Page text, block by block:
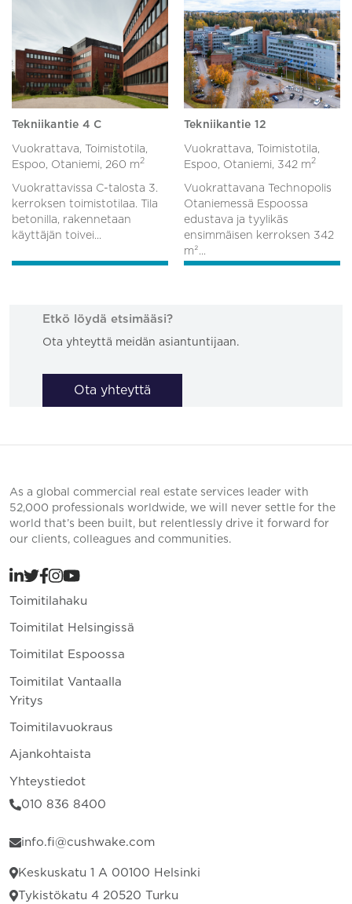
Tekniikantie 4 C
Vuokrattava, Toimistotila,
Espoo, Otaniemi, 260 m2
Vuokrattavissa C-talosta 3.
kerroksen toimistotilaa. Tila
betonilla, rakennetaan
käyttäjän toivei...
Tekniikantie 12
Vuokrattava, Toimistotila,
Espoo, Otaniemi, 342 m2
Vuokrattavana Technopolis
Otaniemessä Espoossa
edustava ja tyylikäs
ensimmäisen kerroksen 342
m²...
Etkö löydä etsimääsi?
Ota yhteyttä meidän asiantuntijaan.
Ota yhteyttä
As a global commercial real estate services leader with
52,000 professionals worldwide, we will never settle for the
world that’s been built, but relentlessly drive it forward for
our clients, colleagues and communities.
Toimitilahaku
Toimitilat Helsingissä
Toimitilat Espoossa
Toimitilat Vantaalla
Yritys
Toimitilavuokraus
Ajankohtaista
Yhteystiedot
010 836 8400
info.fi@cushwake.com
Keskuskatu 1 A 00100 Helsinki
Tykistökatu 4 20520 Turku